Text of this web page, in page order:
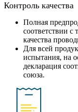
Контроль качества
Полная
соответствии с
качества
Для всей
испытания, на
декларация
союза.